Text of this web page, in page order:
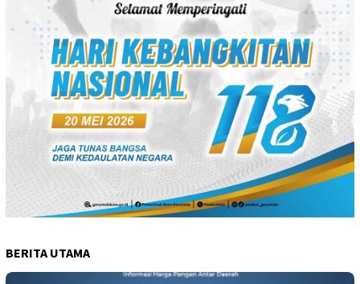
BERITA UTAMA